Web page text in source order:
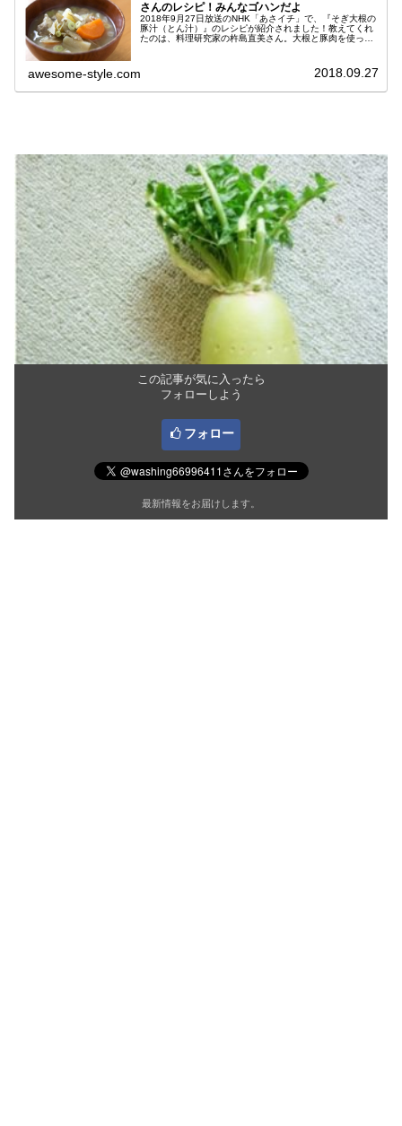
さんのレシピ！みんなゴハンだよ
2018年9月27日放送のNHK「あさイチ」で、『そぎ大根の
豚汁（とん汁）』のレシピが紹介されました！教えてくれ
たのは、料理研究家の杵島直美さん。大根と豚肉を使って
awesome-style.com 2018.09.27
この記事が気に入ったら
フォローしよう
フォロー
最新情報をお届けします。